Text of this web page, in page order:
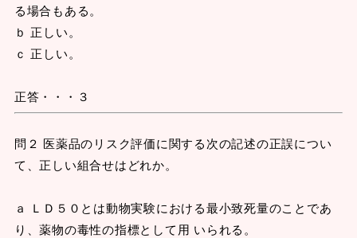
る場合もある。
ｂ 正しい。
ｃ 正しい。
正答・・・３
問２ 医薬品のリスク評価に関する次の記述の正誤につい
て、正しい組合せはどれか。
ａ ＬＤ５０とは動物実験における最小致死量のことであ
り、薬物の毒性の指標として用 いられる。